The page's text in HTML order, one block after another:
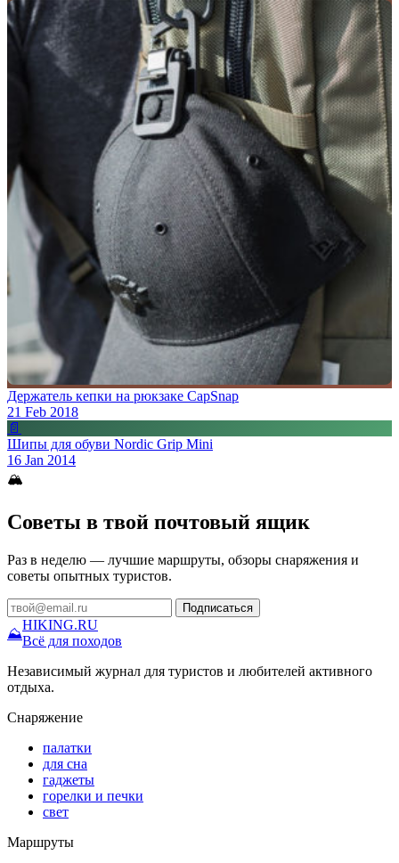
Держатель кепки на рюкзаке CapSnap
21 Feb 2018
📄
Шипы для обуви Nordic Grip Mini
16 Jan 2014
🏔
Советы в твой почтовый ящик
Раз в неделю — лучшие маршруты, обзоры снаряжения и
советы опытных туристов.
Подписаться
⛰
HIKING.RU
Всё для походов
Независимый журнал для туристов и любителей активного
отдыха.
Снаряжение
палатки
для сна
гаджеты
горелки и печки
свет
Маршруты